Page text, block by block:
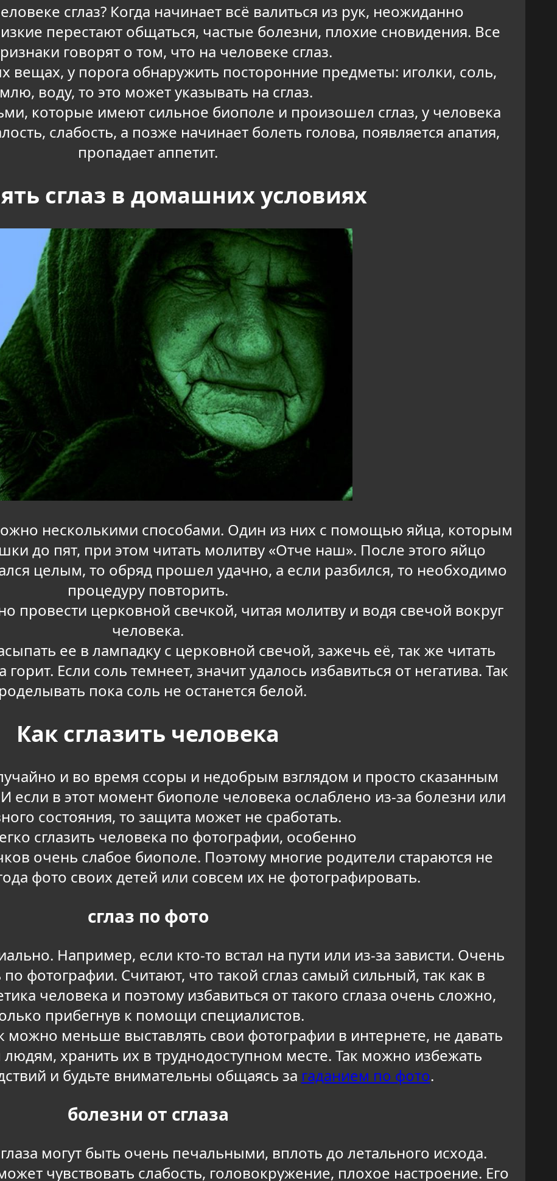
сглаз? Когда начинает всё валиться из рук, неожиданно
перестают общаться, частые болезни, плохие сновидения. Все
говорят о том, что на человеке сглаз.
вещах, у порога обнаружить посторонние предметы: иголки, соль,
воду, то это может указывать на сглаз.
которые имеют сильное биополе и произошел сглаз, у человека
слабость, а позже начинает болеть голова, появляется апатия,
пропадает аппетит.
сглаз в домашних условиях
несколькими способами. Один из них с помощью яйца, которым
до пят, при этом читать молитву «Отче наш». После этого яйцо
целым, то обряд прошел удачно, а если разбился, то необходимо
процедуру повторить.
провести церковной свечкой, читая молитву и водя свечой вокруг
человека.
ее в лампадку с церковной свечой, зажечь её, так же читать
Если соль темнеет, значит удалось избавиться от негатива. Так
пока соль не останется белой.
Как сглазить человека
и во время ссоры и недобрым взглядом и просто сказанным
если в этот момент биополе человека ослаблено из-за болезни или
состояния, то защита может не сработать.
сглазить человека по фотографии, особенно
очень слабое биополе. Поэтому многие родители стараются не
фото своих детей или совсем их не фотографировать.
сглаз по фото
Например, если кто-то встал на пути или из-за зависти. Очень
фотографии. Считают, что такой сглаз самый сильный, так как в
человека и поэтому избавиться от такого сглаза очень сложно,
прибегнув к помощи специалистов.
можно меньше выставлять свои фотографии в интернете, не давать
хранить их в труднодоступном месте. Так можно избежать
и будьте внимательны общаясь за гаданием по фото.
болезни от сглаза
могут быть очень печальными, вплоть до летального исхода.
чувствовать слабость, головокружение, плохое настроение. Его